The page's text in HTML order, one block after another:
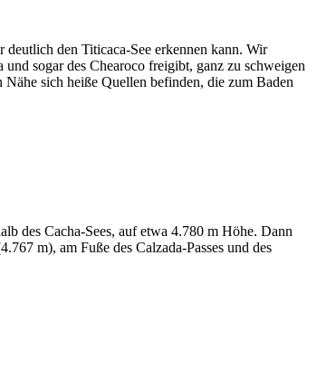
den Titicaca-See erkennen kann. Wir
sogar des Chearoco freigibt, ganz zu schweigen
sich heiße Quellen befinden, die zum Baden
des Cacha-Sees, auf etwa 4.780 m Höhe. Dann
m), am Fuße des Calzada-Passes und des